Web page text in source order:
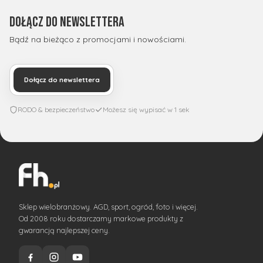
Dołącz do newslettera
Bądź na bieżąco z promocjami i nowościami.
Dołącz do newslettera
RODO & bezpieczeństwo Możesz się wypisać w 1 sek
Sklep wielobranżowy. AGD, sport, ogród, foto i więcej.
Od 2008 roku dostarczamy markowe produkty z
gwarancją najlepszej ceny.